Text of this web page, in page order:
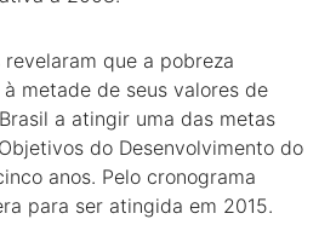
revelaram que a pobreza
metade de seus valores de
a atingir uma das metas
do Desenvolvimento do
anos. Pelo cronograma
para ser atingida em 2015.